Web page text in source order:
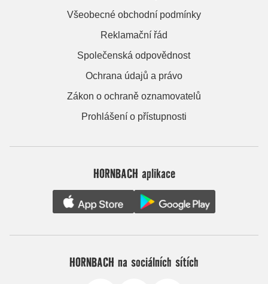
Všeobecné obchodní podmínky
Reklamační řád
Společenská odpovědnost
Ochrana údajů a právo
Zákon o ochraně oznamovatelů
Prohlášení o přístupnosti
HORNBACH aplikace
HORNBACH na sociálních sítích